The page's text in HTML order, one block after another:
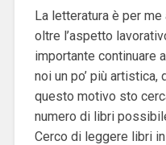
La letteratura è per me
oltre l’aspetto
importante continuare
noi un po’ più
questo motivo sto
numero di libri
Cerco di leggere libri